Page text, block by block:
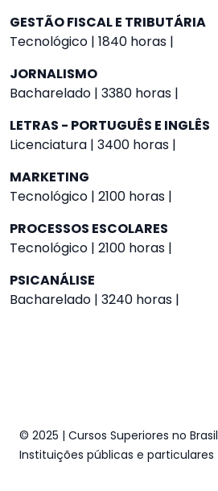
GESTÃO FISCAL E TRIBUTÁRIA
Tecnológico | 1840 horas |
JORNALISMO
Bacharelado | 3380 horas |
LETRAS - PORTUGUÊS E INGLÊS
Licenciatura | 3400 horas |
MARKETING
Tecnológico | 2100 horas |
PROCESSOS ESCOLARES
Tecnológico | 2100 horas |
PSICANÁLISE
Bacharelado | 3240 horas |
© 2025 | Cursos Superiores no Brasil
Instituições públicas e particulares